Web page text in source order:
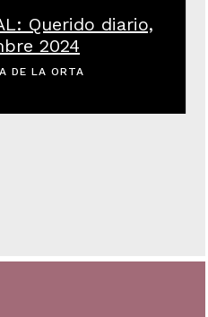
Querido diario,
2024
DE LA ORTA